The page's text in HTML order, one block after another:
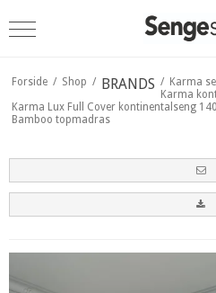
Forside / Shop / BRANDS / Karma
Karma
Karma Lux Full Cover kontinentalseng
Bamboo topmadras